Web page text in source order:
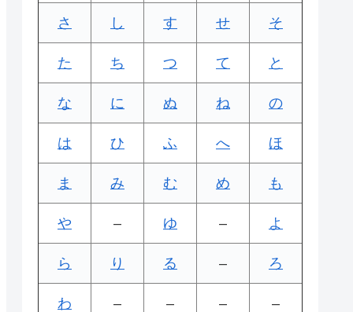
さ し す せ そ
た ち つ て と
な に ぬ ね の
は ひ ふ へ ほ
ま み む め も
や – ゆ – よ
ら り る – ろ
わ – – – –